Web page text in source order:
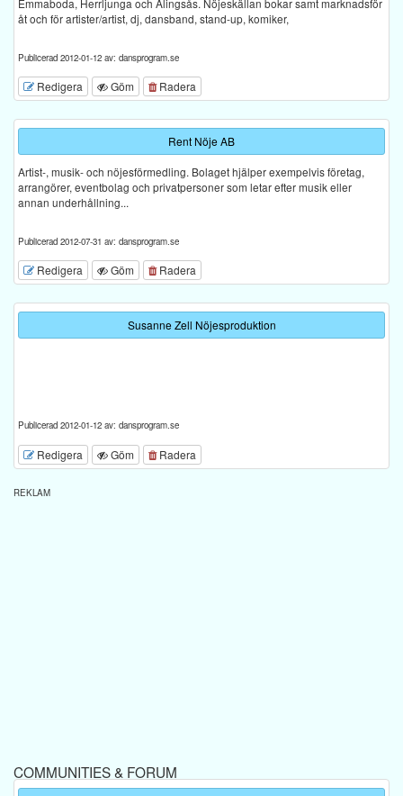
åt och för artister/artist, dj, dansband, stand-up, komiker,
Publicerad 2012-01-12 av: dansprogram.se
Redigera Göm Radera
Rent Nöje AB
Artist-, musik- och nöjesförmedling. Bolaget hjälper exempelvis företag,
arrangörer, eventbolag och privatpersoner som letar efter musik eller
annan underhållning...
Publicerad 2012-07-31 av: dansprogram.se
Redigera Göm Radera
Susanne Zell Nöjesproduktion
Publicerad 2012-01-12 av: dansprogram.se
Redigera Göm Radera
REKLAM
COMMUNITIES & FORUM